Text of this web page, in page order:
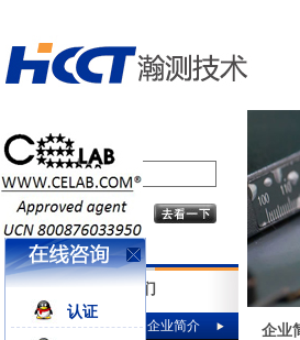
关于我们
企业简介
企业
认证